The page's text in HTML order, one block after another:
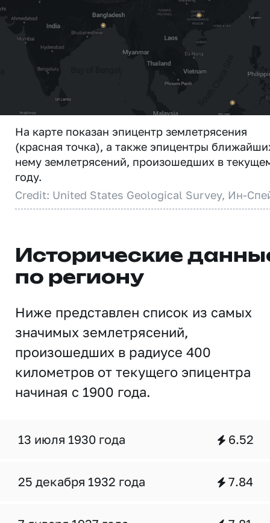
На карте показан эпицентр землетрясения
(красная точка), а также эпицентры
нему землетрясений, произошедших в
году.
Credit: United States Geological Survey, Ин-
Исторические
по региону
Ниже представлен список из самых
значимых землетрясений,
произошедших в радиусе 400
километров от текущего эпицентра
начиная с 1900 года.
13 июля 1930 года 6.52
25 декабря 1932 года 7.84